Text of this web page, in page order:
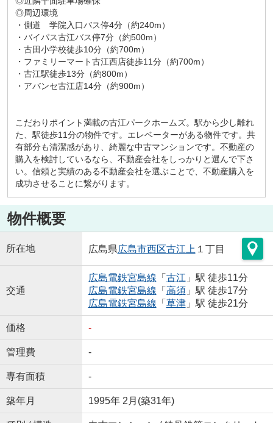
◎周辺環境
・側道 学院入口バス停4分（約240m）
・バイパス古江バス停7分（約500m）
・古田小学校徒歩10分（約700m）
・ファミリーマート古江西店徒歩11分（約700m）
・古江駅徒歩13分（約800m）
・アバンセ古江店14分（約900m）
こだわりポイント満載の古江パークホームズ。駅から少し離れ
た、駅徒歩11分の物件です。エレベーターがある物件です。共
有部分も清潔感があり、綺麗な中古マンションです。不動産の
購入を検討しているなら、不動産会社をしっかりと選んで下さ
い。信頼と実績のある不動産会社を選ぶことで、不動産購入を
成功させることに繋がります。
物件概要
所在地 広島県広島市西区古江上 １丁目
交通
広島電鉄宮島線 「 古江」駅 徒歩11分
広島電鉄宮島線 「 高須」駅 徒歩17分
広島電鉄宮島線 「 草津」駅 徒歩21分
価格 -
管理費 -
専有面積 -
築年月 1995年 2月(築31年)